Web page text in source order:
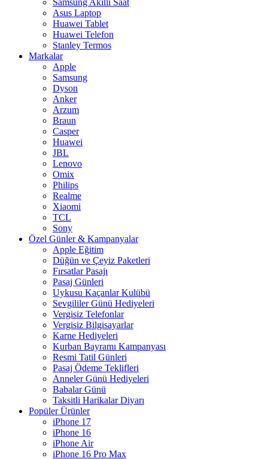
Asus Laptop
Huawei Tablet
Huawei Telefon
Stanley Termos
Markalar
Apple
Samsung
Dyson
Anker
Arzum
Braun
Casper
Huawei
JBL
Lenovo
Omix
Philips
Realme
Xiaomi
TCL
Sony
Özel Günler & Kampanyalar
Apple Eğitim
Düğün ve Çeyiz Paketleri
Fırsatlar Pasajı
Pasaj Günleri
Uykusu Kaçanlar Kulübü
Sevgililer Günü Hediyeleri
Vergisiz Telefonlar
Vergisiz Bilgisayarlar
Karne Hediyeleri
Kurban Bayramı Kampanyası
Resmi Tatil Günleri
Pasaj Ödeme Teklifleri
Anneler Günü Hediyeleri
Babalar Günü
Taksitli Harikalar Diyarı
Popüler Ürünler
iPhone 17
iPhone 16
iPhone Air
iPhone 16 Pro Max